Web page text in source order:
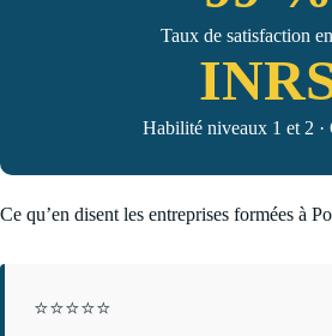
Taux de satisfaction
Habilité niveaux 1 et 2 ·
Ce qu’en disent les entreprises formées à
⭐⭐⭐⭐⭐